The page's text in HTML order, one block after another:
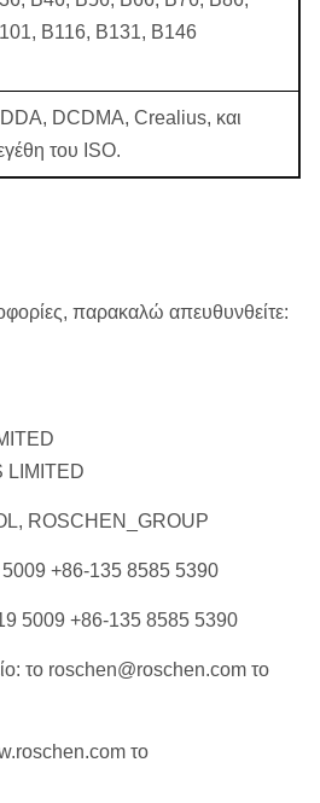
B116, B131, B146
DCDMA, Crealius, και
του ISO.
παρακαλώ απευθυνθείτε:
LIMITED
ROSCHEN_GROUP
+86-135 8585 5390
5009 +86-135 8585 5390
το roschen@roschen.com το
το